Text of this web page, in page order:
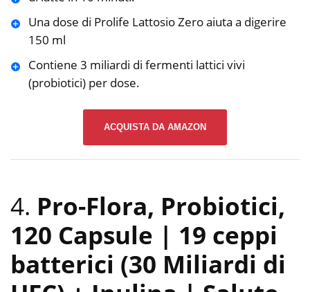
Una dose di Prolife Lattosio Zero aiuta a digerire
150 ml
Contiene 3 miliardi di fermenti lattici vivi
(probiotici) per dose.
ACQUISTA DA AMAZON
4. Pro-Flora, Probiotici,
120 Capsule | 19 ceppi
batterici (30 Miliardi di